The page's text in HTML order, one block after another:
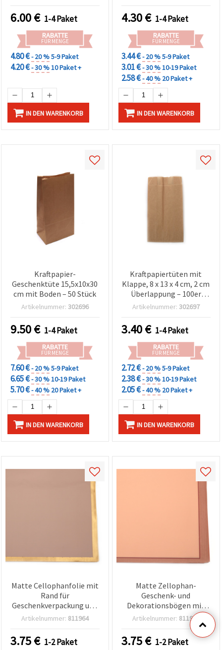
6.00€ 1-4 Paket
RABATTE
FÜR MENGE
4.80 €- 20 %5-9 Paket
4.20 €- 30 %10 Paket +
IN DEN WARENKORB
4.30€ 1-4 Paket
RABATTE
FÜR MENGE
3.44 €- 20 %5-9 Paket
3.01 €- 30 %10-19 Paket
2.58 €- 40 % 20 Paket +
IN DEN WARENKORB
Kraftpapier-
Geschenktüte 15,5x10x30
cm mit Boden – 50 Stück
Artikelnummer: 302696
9.50€ 1-4 Paket
RABATTE
FÜR MENGE
7.60 €- 20 %5-9 Paket
6.65 €- 30 %10-19 Paket
5.70 €- 40 % 20 Paket +
IN DEN WARENKORB
Kraftpapiertüten mit
Klappe, 8 x 13 x 4 cm, 2 cm
Überlappung – 100er
Pack, für Basteln &
Artikelnummer: 302697
3.40€ 1-4 Paket
RABATTE
FÜR MENGE
2.72 €- 20 %5-9 Paket
2.38 €- 30 %10-19 Paket
2.05 €- 40 % 20 Paket +
IN DEN WARENKORB
Matte Cellophanfolie mit
Rand für
Geschenkverpackung und
Deko, 58 x 58 cm, Farbe
Artikelnummer: 811964
3.75€ 1-2 Paket
Matte Zellophan-
Geschenk- und
Dekorationsbögen mit
Zierkante, 58 x 58 cm,
puderfarben – 20 Stück
Artikelnummer: 811963
3.75€ 1-2 Paket